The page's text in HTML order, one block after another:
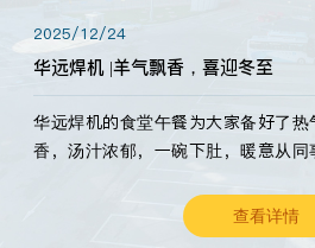
2025/12/24
华远焊机 |羊气飘香，喜迎冬至
华远焊机的食堂午餐为大家备好了
香，汤汁浓郁，一碗下肚，暖意从
查看详情